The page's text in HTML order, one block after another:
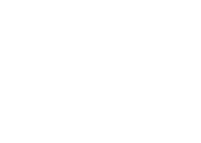
aos favoritos